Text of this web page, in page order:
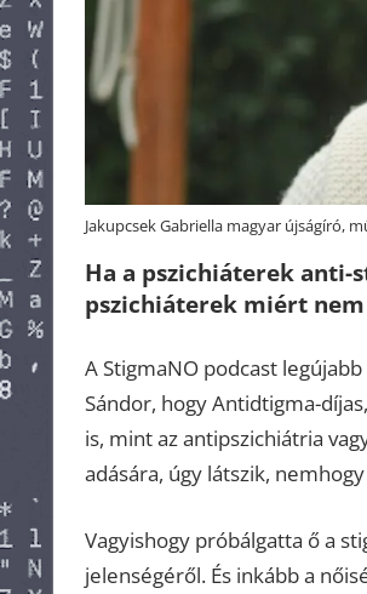
Jakupcsek Gabriella magyar újságíró,
Ha a pszichiáterek
pszichiáterek miért
A StigmaNO podcast
Sándor, hogy Antidtigma-
is, mint az antipszichiátria
adására, úgy látszik,
Vagyishogy próbálgatta ő a
jelenségéről. És inkább a